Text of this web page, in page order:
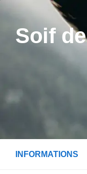
Skip to content
Soif
INFORMATIONS